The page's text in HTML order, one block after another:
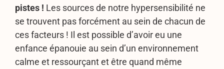
pistes ! Les sources de notre hypersensibilité ne
se trouvent pas forcément au sein de chacun de
ces facteurs ! Il est possible d’avoir eu une
enfance épanouie au sein d’un environnement
calme et ressourçant et être quand même